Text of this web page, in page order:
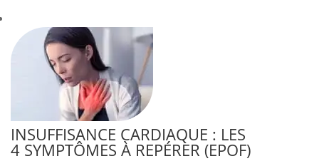
INSUFFISANCE CARDIAQUE : LES
4 SYMPTÔMES À REPÉRER (EPOF)